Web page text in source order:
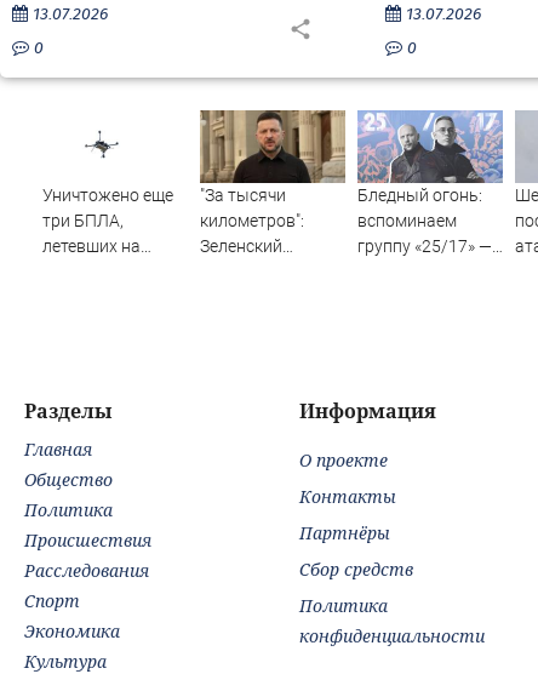
13.07.2026
0
13.07.2026
0
Уничтожено еще
три БПЛА,
летевших на
"За тысячи
километров":
Зеленский
Бледный огонь:
вспоминаем
группу «25/17» —
Разделы
Главная
Общество
Политика
Происшествия
Расследования
Спорт
Экономика
Культура
Информация
О проекте
Контакты
Партнёры
Сбор средств
Политика
конфиденциальности